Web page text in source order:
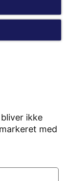
ikke
med